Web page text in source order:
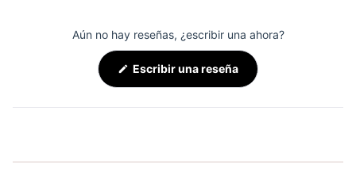
Aún no hay reseñas, ¿escribir una ahora?
Escribir una reseña(Se
abre
en
nueva